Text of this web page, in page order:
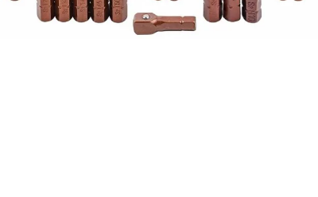
Click to enlarge